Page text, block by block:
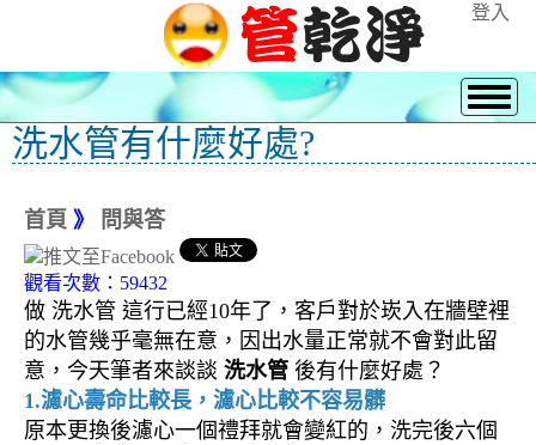
登入
洗水管有什麼好處?
首頁 》 問與答
觀看次數：59432
做 洗水管 這行已經10年了，客戶對於崁入在牆壁裡
的水管幾乎毫無在意，因出水量正常就不會對此留
意，今天筆者來談談 洗水管 後有什麼好處？
1.濾心壽命比較長，濾心比較不容易髒
原本更換後濾心一個禮拜就會變紅的，洗完後六個